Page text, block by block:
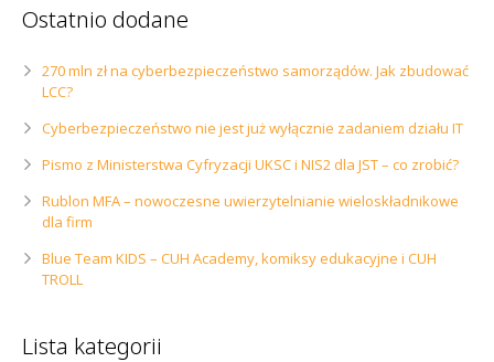
Ostatnio dodane
270 mln zł na cyberbezpieczeństwo samorządów. Jak zbudować
LCC?
Cyberbezpieczeństwo nie jest już wyłącznie zadaniem działu IT
Pismo z Ministerstwa Cyfryzacji UKSC i NIS2 dla JST – co zrobić?
Rublon MFA – nowoczesne uwierzytelnianie wieloskładnikowe
dla firm
Blue Team KIDS – CUH Academy, komiksy edukacyjne i CUH
TROLL
Lista kategorii